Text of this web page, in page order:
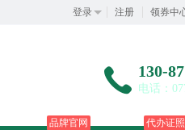
登录 注册 领券中
130-
电话：
品牌官网 代办证照